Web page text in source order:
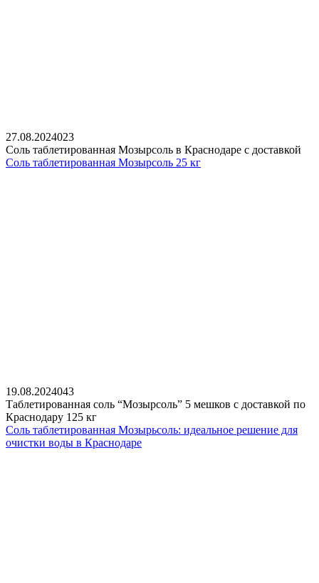
27.08.2024023
Соль таблетированная Мозырсоль в Краснодаре с доставкой
Соль таблетированная Мозырсоль 25 кг
19.08.2024043
Таблетированная соль “Мозырсоль” 5 мешков с доставкой по
Краснодару 125 кг
Соль таблетированная Мозырьсоль: идеальное решение для
очистки воды в Краснодаре